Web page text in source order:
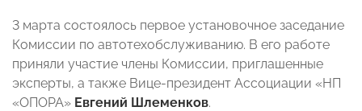
3 марта состоялось первое установочное заседание
Комиссии по автотехобслуживанию. В его работе
приняли участие члены Комиссии, приглашенные
эксперты, а также Вице-президент Ассоциации «НП
«ОПОРА» Евгений Шлеменков.